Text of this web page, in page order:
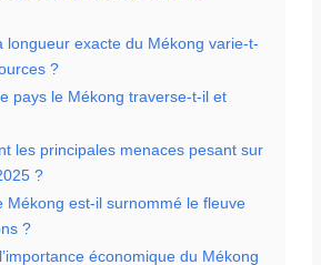
longueur exacte du Mékong varie-t-
?
pays le Mékong traverse-t-il et
les principales menaces pesant sur
?
Mékong est-il surnommé le fleuve
?
économique du Mékong